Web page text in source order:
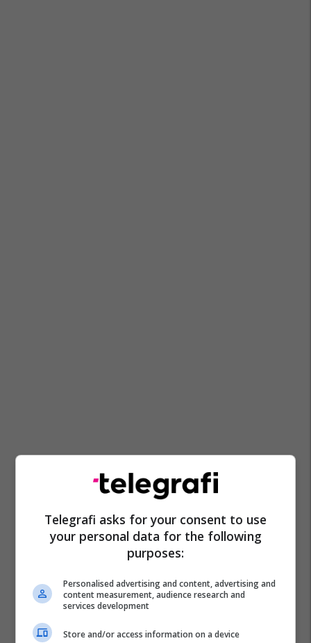
Telegrafi asks for your consent to use
your personal data for the following
purposes:
Personalised advertising and content, advertising and
content measurement, audience research and
services development
Store and/or access information on a device